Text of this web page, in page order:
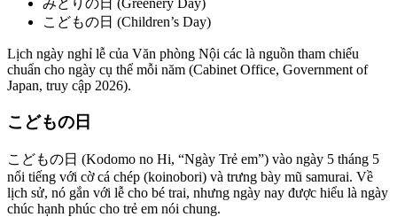
みどりの日 (Greenery Day)
こどもの日 (Children’s Day)
Lịch ngày nghỉ lễ của Văn phòng Nội các là nguồn tham chiếu
chuẩn cho ngày cụ thể mỗi năm (Cabinet Office, Government of
Japan, truy cập 2026).
こどもの日
こどもの日 (Kodomo no Hi, “Ngày Trẻ em”) vào ngày 5 tháng 5
nổi tiếng với cờ cá chép (koinobori) và trưng bày mũ samurai. Về
lịch sử, nó gắn với lễ cho bé trai, nhưng ngày nay được hiểu là ngày
chúc hạnh phúc cho trẻ em nói chung.